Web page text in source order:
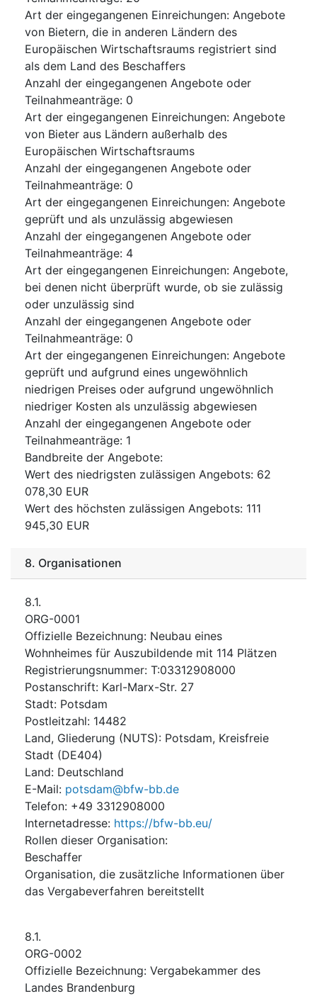
Art der eingegangenen Einreichungen: Angebote
von Bietern, die in anderen Ländern des
Europäischen Wirtschaftsraums registriert sind
als dem Land des Beschaffers
Anzahl der eingegangenen Angebote oder
Teilnahmeanträge: 0
Art der eingegangenen Einreichungen: Angebote
von Bieter aus Ländern außerhalb des
Europäischen Wirtschaftsraums
Anzahl der eingegangenen Angebote oder
Teilnahmeanträge: 0
Art der eingegangenen Einreichungen: Angebote
geprüft und als unzulässig abgewiesen
Anzahl der eingegangenen Angebote oder
Teilnahmeanträge: 4
Art der eingegangenen Einreichungen: Angebote,
bei denen nicht überprüft wurde, ob sie zulässig
oder unzulässig sind
Anzahl der eingegangenen Angebote oder
Teilnahmeanträge: 0
Art der eingegangenen Einreichungen: Angebote
geprüft und aufgrund eines ungewöhnlich
niedrigen Preises oder aufgrund ungewöhnlich
niedriger Kosten als unzulässig abgewiesen
Anzahl der eingegangenen Angebote oder
Teilnahmeanträge: 1
Bandbreite der Angebote:
Wert des niedrigsten zulässigen Angebots: 62
078,30 EUR
Wert des höchsten zulässigen Angebots: 111
945,30 EUR
8. Organisationen
8.1.
ORG-0001
Offizielle Bezeichnung: Neubau eines
Wohnheimes für Auszubildende mit 114 Plätzen
Registrierungsnummer: T:03312908000
Postanschrift: Karl-Marx-Str. 27
Stadt: Potsdam
Postleitzahl: 14482
Land, Gliederung (NUTS): Potsdam, Kreisfreie
Stadt (DE404)
Land: Deutschland
E-Mail: potsdam@bfw-bb.de
Telefon: +49 3312908000
Internetadresse: https://bfw-bb.eu/
Rollen dieser Organisation:
Beschaffer
Organisation, die zusätzliche Informationen über
das Vergabeverfahren bereitstellt
8.1.
ORG-0002
Offizielle Bezeichnung: Vergabekammer des
Landes Brandenburg